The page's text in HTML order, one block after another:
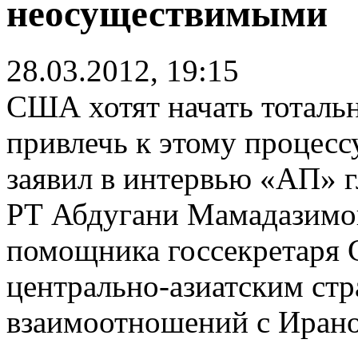
неосуществимыми
28.03.2012, 19:15
США хотят начать
привлечь к этому
заявил в интервью «АП»
РТ Абдугани
помощника
центрально-азиатским
взаимоотношений с